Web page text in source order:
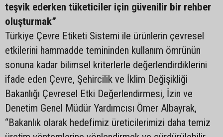
teşvik ederken tüketiciler için güvenilir bir rehber
oluşturmak”
Türkiye Çevre Etiketi Sistemi ile ürünlerin çevresel
etkilerini hammadde temininden kullanım ömrünün
sonuna kadar bilimsel kriterlerle değerlendirdiklerini
ifade eden Çevre, Şehircilik ve İklim Değişikliği
Bakanlığı Çevresel Etki Değerlendirmesi, İzin ve
Denetim Genel Müdür Yardımcısı Ömer Albayrak,
“Bakanlık olarak hedefimiz üreticilerimizi daha temiz